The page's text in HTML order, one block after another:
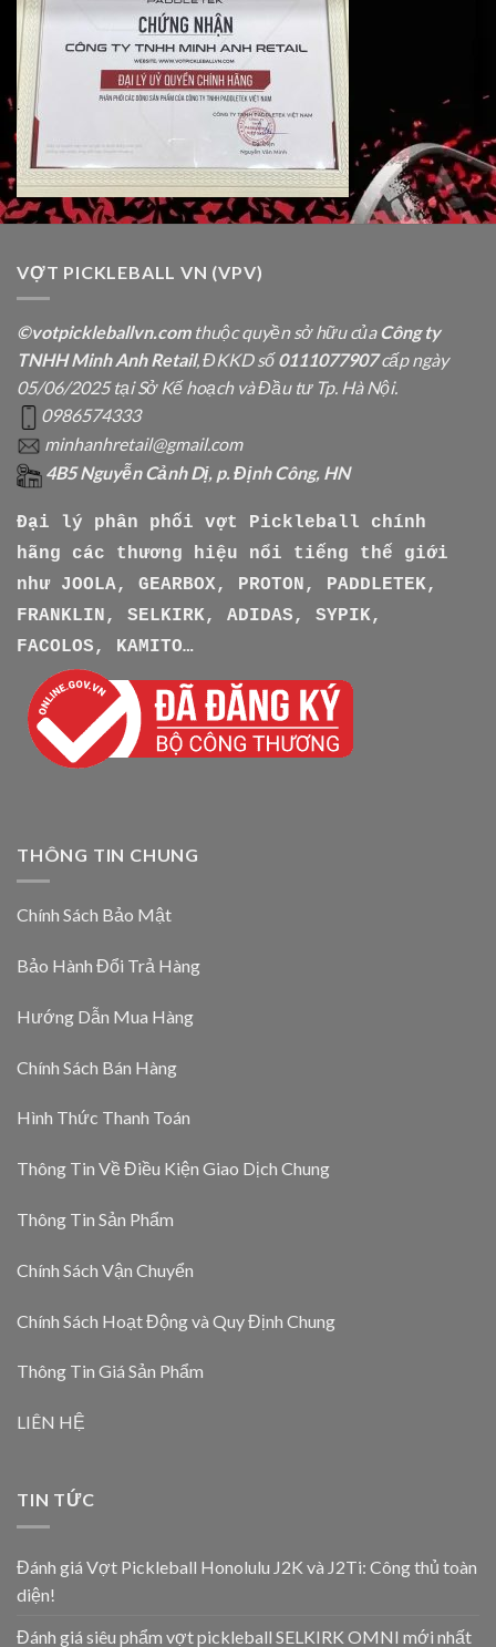
VỢT PICKLEBALL VN (VPV)
©votpickleballvn.comthuộc quyền sở hữu củaCông ty
TNHH Minh Anh Retail, ĐKKD số0111077907cấp ngày
05/06/2025 tại Sở Kế hoạch và Đầu tư Tp. Hà Nội.
0986574333
minhanhretail@gmail.com
4B5 Nguyễn Cảnh Dị, p. Định Công, HN
Đại lý phân phối vợt Pickleball chính
hãng các thương hiệu nổi tiếng thế giới
như
JOOLA, GEARBOX, PROTON, PADDLETEK,
FRANKLIN, SELKIRK, ADIDAS, SYPIK,
FACOLOS, KAMITO…
THÔNG TIN CHUNG
Chính Sách Bảo Mật
Bảo Hành Đổi Trả Hàng
Hướng Dẫn Mua Hàng
Chính Sách Bán Hàng
Hình Thức Thanh Toán
Thông Tin Về Điều Kiện Giao Dịch Chung
Thông Tin Sản Phẩm
Chính Sách Vận Chuyển
Chính Sách Hoạt Động và Quy Định Chung
Thông Tin Giá Sản Phẩm
LIÊN HỆ
TIN TỨC
Đánh giá Vợt Pickleball Honolulu J2K và J2Ti: Công thủ toàn
diện!
Đánh giá siêu phẩm vợt pickleball SELKIRK OMNI mới nhất